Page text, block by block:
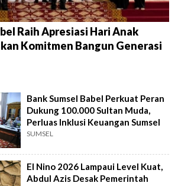
Raih Apresiasi Hari Anak
Komitmen Bangun Generasi
Bank Sumsel Babel Perkuat Peran
Dukung 100.000 Sultan Muda,
Perluas Inklusi Keuangan Sumsel
SUMSEL
El Nino 2026 Lampaui Level Kuat,
Abdul Azis Desak Pemerintah